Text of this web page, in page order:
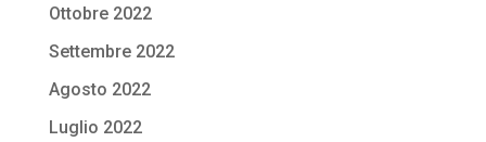
Ottobre 2022
Settembre 2022
Agosto 2022
Luglio 2022